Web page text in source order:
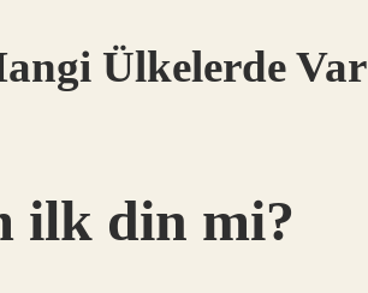
Ülkelerde Var
ilk din mi?